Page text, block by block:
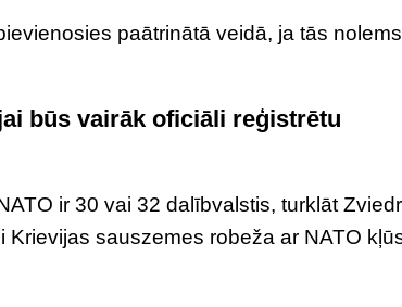
paātrinātā veidā, ja tās nolems
būs vairāk oficiāli reģistrētu
ir 30 vai 32 dalībvalstis, turklāt
sauszemes robeža ar NATO